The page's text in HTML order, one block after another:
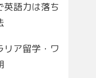
英語力は落ち
リア留学・ワ